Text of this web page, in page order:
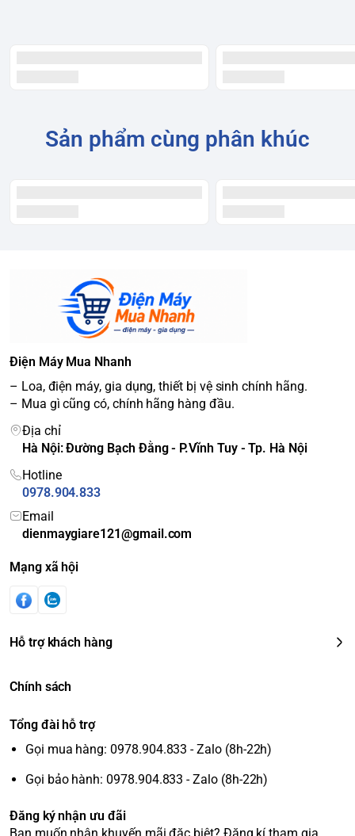
Sản phẩm cùng phân khúc
Điện Máy Mua Nhanh
– Loa, điện máy, gia dụng, thiết bị vệ sinh chính hãng.
– Mua gì cũng có, chính hãng hàng đầu.
Địa chỉ
Hà Nội: Đường Bạch Đằng - P.Vĩnh Tuy - Tp. Hà Nội
Hotline
0978.904.833
Email
dienmaygiare121@gmail.com
Mạng xã hội
Hỗ trợ khách hàng
Chính sách
Tổng đài hỗ trợ
Gọi mua hàng: 0978.904.833 - Zalo (8h-22h)
Gọi bảo hành: 0978.904.833 - Zalo (8h-22h)
Đăng ký nhận ưu đãi